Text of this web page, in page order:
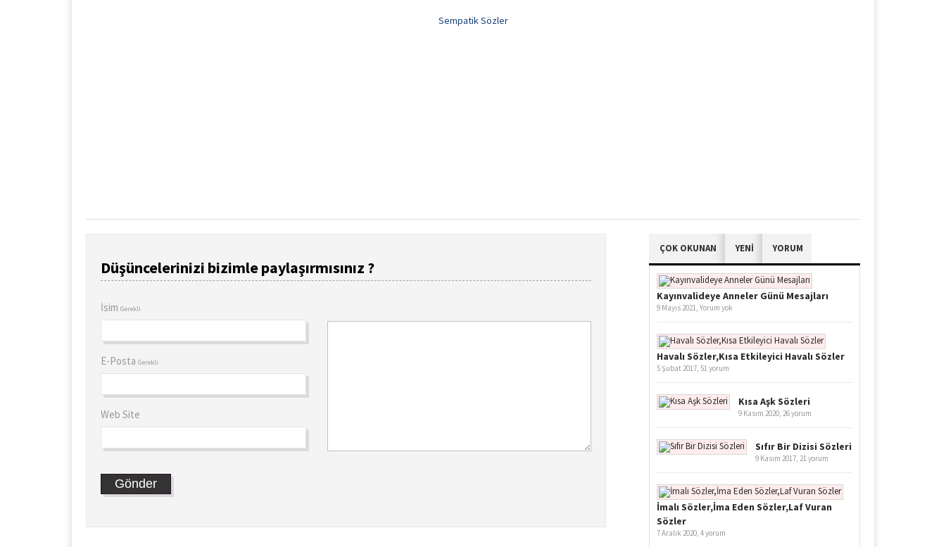
Sempatik Sözler
Düşüncelerinizi bizimle paylaşırmısınız ?
İsim Gerekli
E-Posta Gerekli
Web Site
ÇOK OKUNAN YENİ YORUM
Kayınvalideye Anneler Günü Mesajları
9 Mayıs 2021, Yorum yok
Havalı Sözler,Kısa Etkileyici Havalı Sözler
5 Şubat 2017, 51 yorum
Kısa Aşk Sözleri
9 Kasım 2020, 26 yorum
Sıfır Bir Dizisi Sözleri
9 Kasım 2017, 21 yorum
İmalı Sözler,İma Eden Sözler,Laf Vuran
Sözler
7 Aralık 2020, 4 yorum